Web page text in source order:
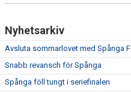
Nyhetsarkiv
Avsluta sommarlovet med Spånga
Snabb revansch för Spånga
Spånga föll tungt i seriefinalen